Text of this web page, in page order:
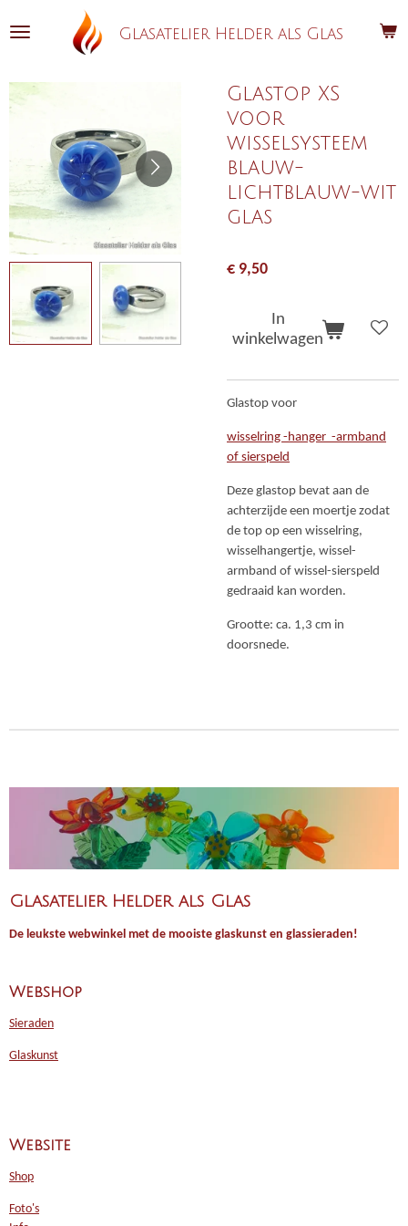
direct
hoofdinhoud
Glasatelier Helder als Glas
Glastop XS
voor
wisselsysteem
blauw-
lichtblauw-wit
glas
€ 9,50
In
winkelwagen
Glastop voor
wisselring -hanger -armband
of sierspeld
Deze glastop bevat aan de
achterzijde een moertje zodat
de top op een wisselring,
wisselhangertje, wissel-
armband of wissel-sierspeld
gedraaid kan worden.
Grootte: ca. 1,3 cm in
doorsnede.
Glasatelier Helder als Glas
De leukste webwinkel met de mooiste glaskunst en glassieraden!
Webshop
Sieraden
Glaskunst
Website
Shop
Foto's